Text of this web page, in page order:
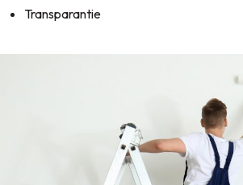
Transparantie